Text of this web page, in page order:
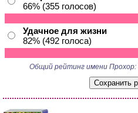
66% (355 голосов)
Удачное для жизни
82% (492 голоса)
Общий рейтинг имени Прохор: